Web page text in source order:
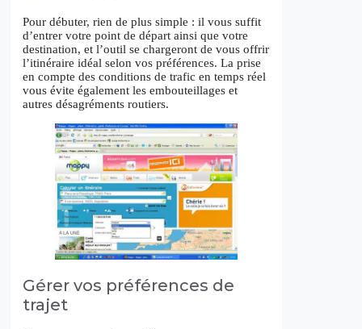
Pour débuter, rien de plus simple : il vous suffit
d’entrer votre point de départ ainsi que votre
destination, et l’outil se chargeront de vous offrir
l’itinéraire idéal selon vos préférences. La prise
en compte des conditions de trafic en temps réel
vous évite également les embouteillages et
autres désagréments routiers.
Gérer vos préférences de
trajet